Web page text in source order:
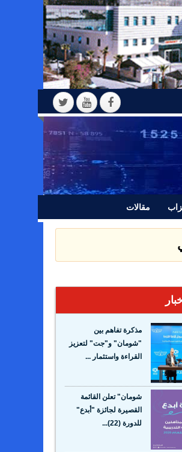
مقالات
مذكرة تفاهم بين
"شومان" و"جت" لتعزيز
القراءة واستثمار ...
شومان" تعلن القائمة
القصيرة لجائزة "أبدع"
للدورة (22)...